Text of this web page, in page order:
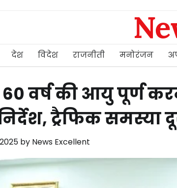
देश विदेश राजनीती मनोरंजन
वर्ष की आयु पूर्ण
ट्रैफिक समस्या
by News Excellent